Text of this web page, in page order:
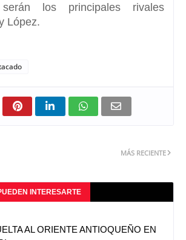
serán los principales rivales
López.
MÁS RECIENTE
INTERESARTE
AL ORIENTE ANTIOQUEÑO EN